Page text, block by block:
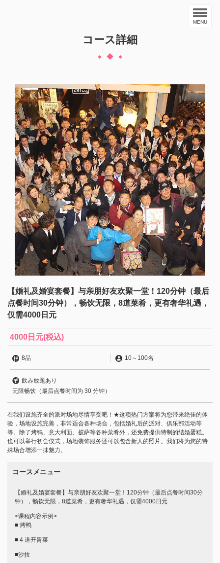
MENU
コース詳細
【婚礼及婚宴套餐】与亲朋好友欢聚一堂！120分钟（最后
点餐时间30分钟），畅饮无限，8道菜肴，更有奢华礼遇，
仅需4000日元
4000日元(税込)
8品 10～ 100名
飲み放題あり
无限畅饮（最后点餐时间为 30 分钟）
在我们设施齐全的派对场地尽情享受吧！★这项热门方案将为您带来绝佳的体
验，场地设施完善，非常适合各种场合，包括婚礼后的派对、俱乐部活动等
等。除了烤鸭、意大利面、披萨等各种菜肴外，还免费提供特制的结婚蛋糕。
也可以举行初尝仪式，场地装饰服务还可以包含新人的照片。我们将为您的特
殊场合增添一抹魅力。
コースメニュー
【婚礼及婚宴套餐】与亲朋好友欢聚一堂！120分钟（最后点餐时间30分
钟），畅饮无限，8道菜肴，更有奢华礼遇，仅需4000日元
<课程内容示例>
■ 烤鸭
■ 4 道开胃菜
■沙拉